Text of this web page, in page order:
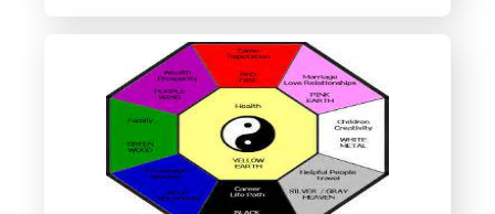
で心地よい光を作り出します。夢のような
雰囲気を高めるためにキャンドルを取り入
れますが、注意が必要なのはその香りで、
気が散らないようにします。 個人的なタ
ッチと装飾 個人的な記念品、写真、アー
ト作品、旅行の思い出などを追加すること
してください。風水の原則を取り入れ、鏡
がポジティブなイメージを反射し、使用に
おいてバランスの取れたアプローチを維持
することを確認してください。考え抜かれ
たデザインの空間は幸福感を促進し、あな
たの生活空間を平和と社交的な喜びの聖域
にすることができます。美しさとポジティ
を達成するための実践的な戦略について詳
しく説明します。